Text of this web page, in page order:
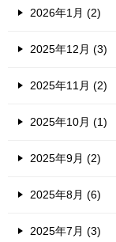
2026年1月 (2)
2025年12月 (3)
2025年11月 (2)
2025年10月 (1)
2025年9月 (2)
2025年8月 (6)
2025年7月 (3)